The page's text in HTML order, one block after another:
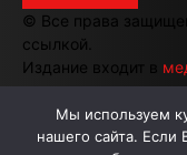
© Все права
ссылкой.
Издание входит в
Мы используем
нашего сайта. Если